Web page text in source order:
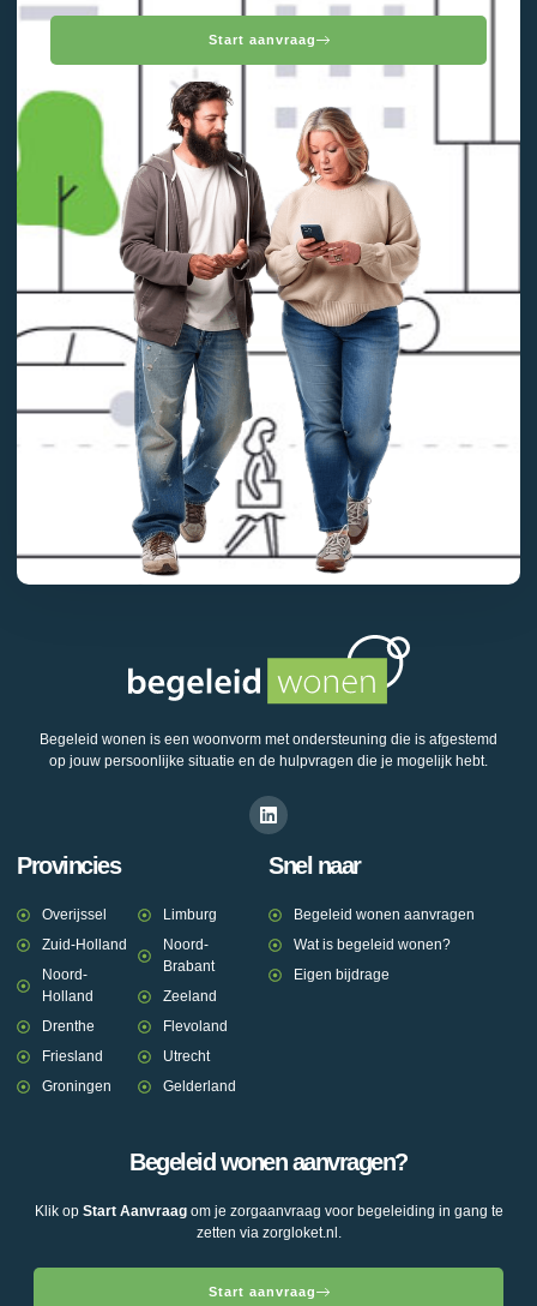
Start aanvraag
Begeleid wonen is een woonvorm met ondersteuning die is afgestemd
op jouw persoonlijke situatie en de hulpvragen die je mogelijk hebt.
Provincies
Overijssel
Zuid-Holland
Noord-
Holland
Drenthe
Friesland
Groningen
Limburg
Noord-
Brabant
Zeeland
Flevoland
Utrecht
Gelderland
Snel naar
Begeleid wonen aanvragen
Wat is begeleid wonen?
Eigen bijdrage
Begeleid wonen aanvragen?
Klik op Start Aanvraagom je zorgaanvraag voor begeleiding in gang te
zetten via zorgloket.nl.
Start aanvraag